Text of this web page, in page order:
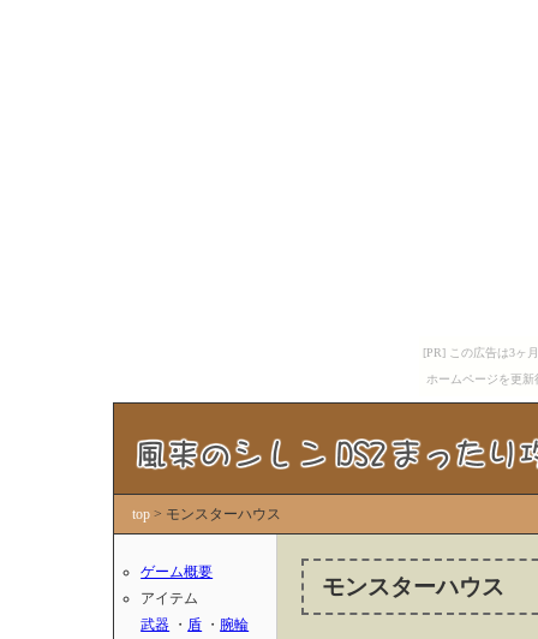
[PR] この広告は3ヶ
ホームページを更
top > モンスターハウス
ゲーム概要
アイテム
武器 ・ 盾 ・ 腕輪
モンスターハウス